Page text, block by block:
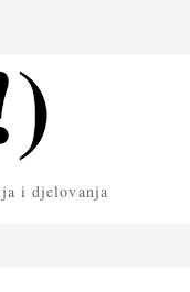
i djelovanja